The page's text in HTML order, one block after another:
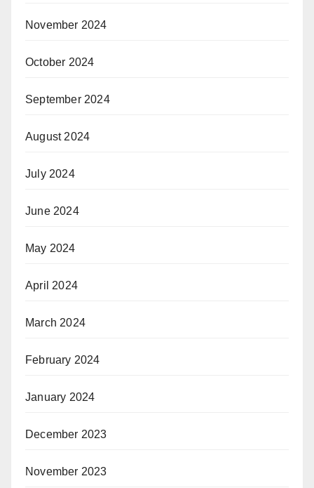
November 2024
October 2024
September 2024
August 2024
July 2024
June 2024
May 2024
April 2024
March 2024
February 2024
January 2024
December 2023
November 2023